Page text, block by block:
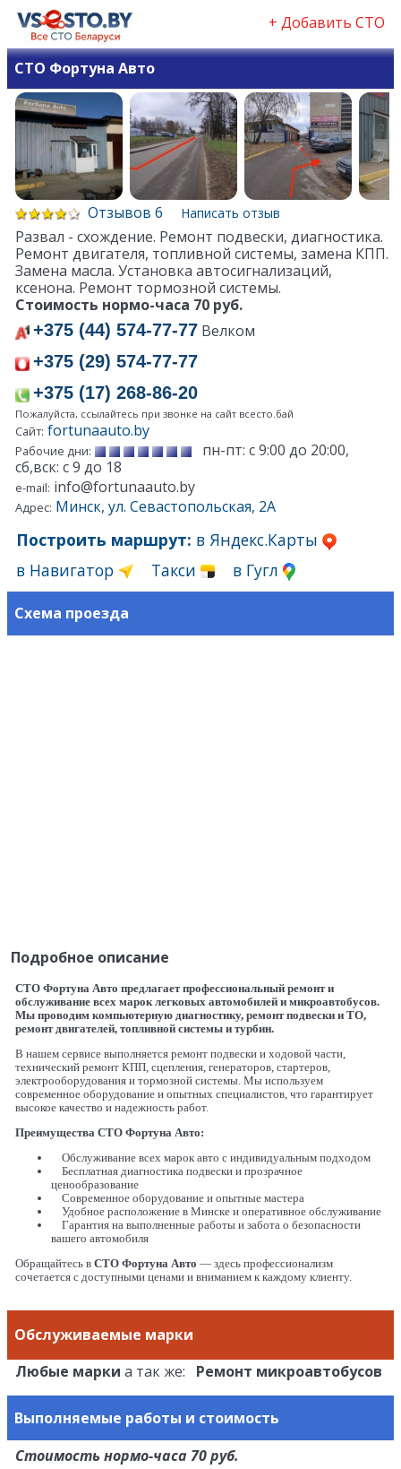
+ Добавить СТО
СТО Фортуна Авто
Отзывов 6 Написать отзыв
Развал - схождение. Ремонт подвески, диагностика.
Ремонт двигателя, топливной системы, замена КПП.
Замена масла. Установка автосигнализаций,
ксенона. Ремонт тормозной системы.
Стоимость нормо-часа 70 руб.
+375 (44) 574-77-77 Велком
+375 (29) 574-77-77
+375 (17) 268-86-20
Пожалуйста, ссылайтесь при звонке на сайт всесто.бай
Сайт: fortunaauto.by
Рабочие дни:
пн-пт: с 9:00 до 20:00,
сб,вск: с 9 до 18
e-mail: info@fortunaauto.by
Адрес: Минск, ул. Севастопольская, 2А
Построить маршрут: в Яндекс.Карты
в Навигатор
Такси в Гугл
Схема проезда
Подробное описание
СТО Фортуна Авто предлагает профессиональный ремонт и
обслуживание всех марок легковых автомобилей и микроавтобусов.
Мы проводим компьютерную диагностику, ремонт подвески и ТО,
ремонт двигателей, топливной системы и турбин.
В нашем сервисе выполняется ремонт подвески и ходовой части,
технический ремонт КПП, сцепления, генераторов, стартеров,
электрооборудования и тормозной системы. Мы используем
современное оборудование и опытных специалистов, что гарантирует
высокое качество и надежность работ.
Преимущества СТО Фортуна Авто:
Обслуживание всех марок авто с индивидуальным подходом
Бесплатная диагностика подвески и прозрачное
ценообразование
Современное оборудование и опытные мастера
Удобное расположение в Минске и оперативное обслуживание
Гарантия на выполненные работы и забота о безопасности
вашего автомобиля
Обращайтесь в СТО Фортуна Авто — здесь профессионализм
сочетается с доступными ценами и вниманием к каждому клиенту.
Обслуживаемые марки
Любые марки а так же: Ремонт микроавтобусов
Выполняемые работы и стоимость
Стоимость нормо-часа 70 руб.